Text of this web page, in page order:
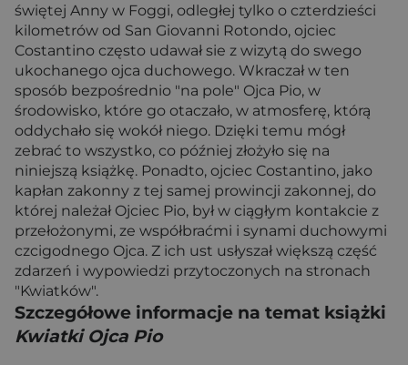
świętej Anny w Foggi, odległej tylko o czterdzieści
kilometrów od San Giovanni Rotondo, ojciec
Costantino często udawał sie z wizytą do swego
ukochanego ojca duchowego. Wkraczał w ten
sposób bezpośrednio "na pole" Ojca Pio, w
środowisko, które go otaczało, w atmosferę, którą
oddychało się wokół niego. Dzięki temu mógł
zebrać to wszystko, co później złożyło się na
niniejszą książkę. Ponadto, ojciec Costantino, jako
kapłan zakonny z tej samej prowincji zakonnej, do
której należał Ojciec Pio, był w ciągłym kontakcie z
przełożonymi, ze współbraćmi i synami duchowymi
czcigodnego Ojca. Z ich ust usłyszał większą część
zdarzeń i wypowiedzi przytoczonych na stronach
"Kwiatków".
Szczegółowe informacje na temat książki
Kwiatki Ojca Pio